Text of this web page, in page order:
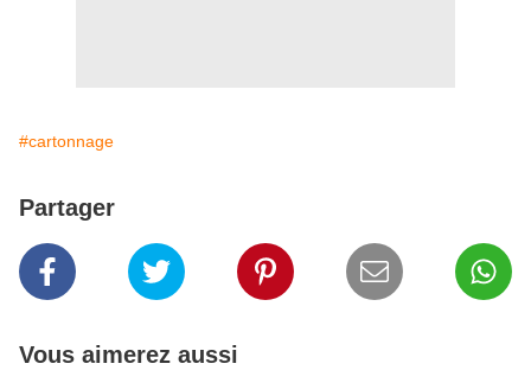
#cartonnage
Partager
Vous aimerez aussi